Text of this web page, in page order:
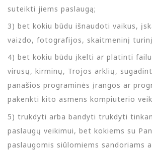
suteikti jiems paslaugą;
3) bet kokiu būdu išnaudoti vaikus,
vaizdo, fotografijos, skaitmeninį
4) bet kokiu būdu įkelti ar platinti
virusų, kirminų, Trojos arklių,
panašios programinės įrangos ar
pakenkti kito asmens kompiuterio
5) trukdyti arba bandyti trukdyti
paslaugų veikimui, bet kokiems su
paslaugomis siūlomiems sandoriams